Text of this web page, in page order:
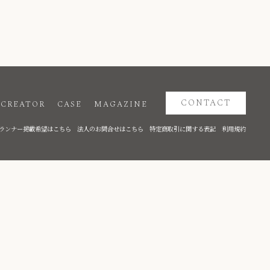
CREATOR CASE MAGAZINE CONTACT
ンナー掲載希望はこちら 法人のお問合せはこちら 特定商取引に関する表記 利用規約